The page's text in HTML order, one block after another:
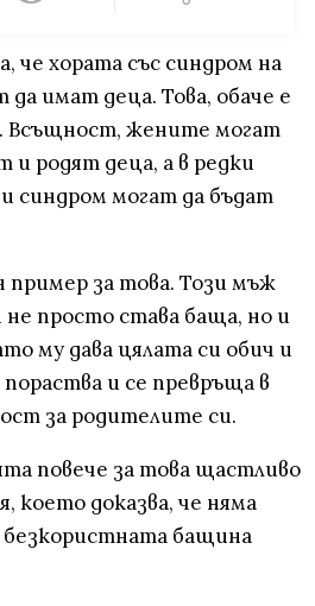
че хората със синдром на
да имат деца. Това, обаче е
Всъщност, жените могат
и родят деца, а в редки
синдром могат да бъдат
за това. Този мъж
не просто става баща, но и
му дава цялата си обич и
и се превръща в
за родителите си.
повече за това щастливо
което доказва, че няма
бащина